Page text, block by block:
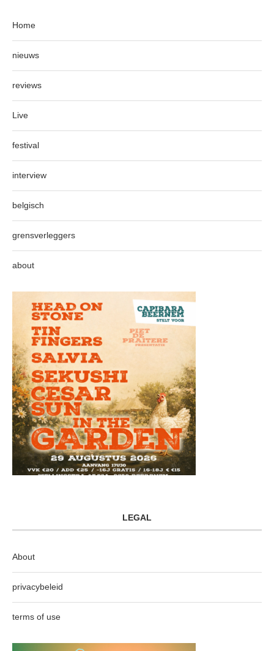
Home
nieuws
reviews
Live
festival
interview
belgisch
grensverleggers
about
LEGAL
About
privacybeleid
terms of use